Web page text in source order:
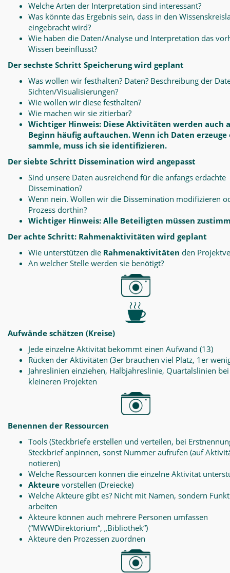
Welche Arten der Interpretation sind interessant?
Was könnte das Ergebnis sein, dass in den
eingebracht wird?
Wie haben die Daten/Analyse und Interpretation das
Wissen beeinflusst?
Der sechste Schritt Speicherung wird geplant
Was wollen wir festhalten? Daten? Beschreibung der
Sichten/Visualisierungen?
Wie wollen wir diese festhalten?
Wie machen wir sie zitierbar?
Wichtiger Hinweis: Diese Aktivitäten werden auch
Beginn häufig auftauchen. Wenn ich Daten erzeuge
sammle, muss ich sie identifizieren.
Der siebte Schritt Dissemination wird angepasst
Sind unsere Daten ausreichend für die anfangs erdachte
Dissemination?
Wenn nein. Wollen wir die Dissemination modifizieren
Prozess dorthin?
Wichtiger Hinweis: Alle Beteiligten müssen
Der achte Schritt: Rahmenaktivitäten wird geplant
Wie unterstützen die Rahmenaktivitäten den
An welcher Stelle werden sie benötigt?
Aufwände schätzen (Kreise)
Jede einzelne Aktivität bekommt einen Aufwand (13)
Rücken der Aktivitäten (3er brauchen viel Platz, 1er
Jahreslinien einziehen, Halbjahreslinie, Quartalslinien bei
kleineren Projekten
Benennen der Ressourcen
Tools (Steckbriefe erstellen und verteilen, bei
Steckbrief anpinnen, sonst Nummer aufrufen (auf
notieren)
Welche Ressourcen können die einzelne Aktivität
Akteure vorstellen (Dreiecke)
Welche Akteure gibt es? Nicht mit Namen, sondern
arbeiten
Akteure können auch mehrere Personen umfassen
(“MWWDirektorium“, „Bibliothek“)
Akteure den Prozessen zuordnen